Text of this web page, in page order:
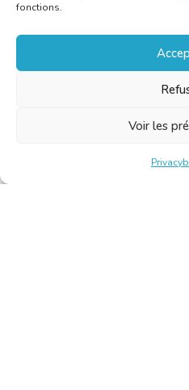
fonctions.
Voir les